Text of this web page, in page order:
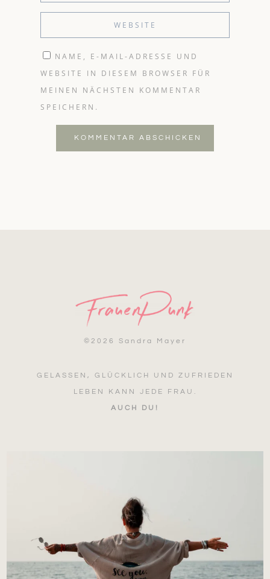
NAME, E-MAIL-ADRESSE UND
WEBSITE IN DIESEM BROWSER FÜR
MEINEN NÄCHSTEN KOMMENTAR
SPEICHERN.
KOMMENTAR ABSCHICKEN
© 2026 Sandra Mayer
GELASSEN, GLÜCKLICH UND ZUFRIEDEN
LEBEN KANN JEDE FRAU.
AUCH DU!